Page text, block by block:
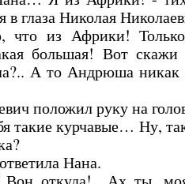
в глаза Николая
из Африки! Только
большая! Вот скажи
А то Андрюша никак
положил руку на
такие курчавые… Ну,
Нана.